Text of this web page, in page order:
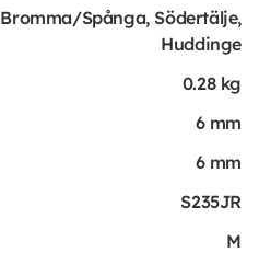
Bromma/Spånga, Södertälje,
Huddinge
0.28 kg
6 mm
6 mm
S235JR
M